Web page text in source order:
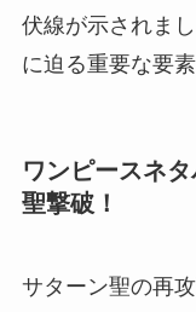
伏線が示されま
に迫る重要な要
ワンピースネ
聖撃破！
サターン聖の再